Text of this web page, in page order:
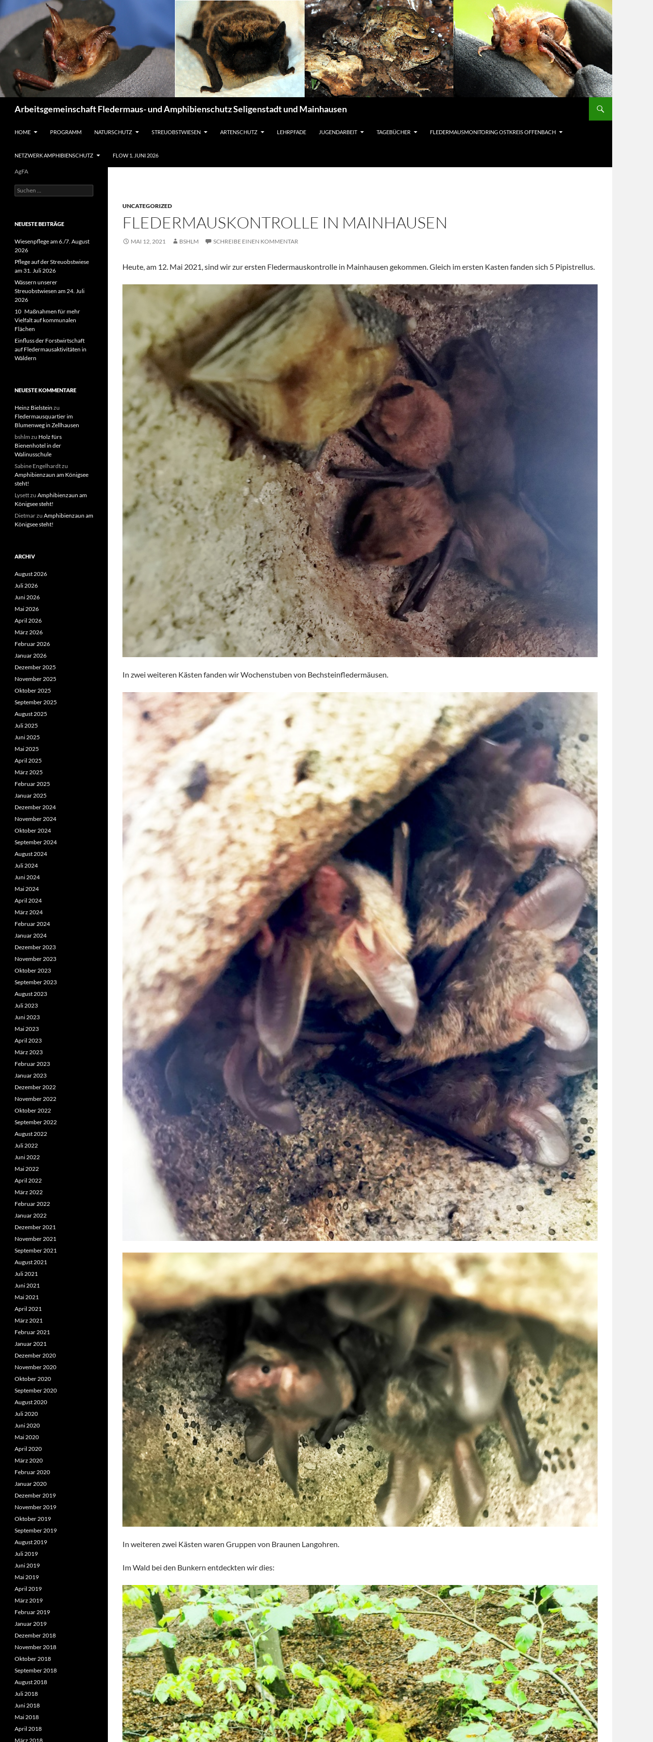
Arbeitsgemeinschaft Fledermaus- und Amphibienschutz Seligenstadt und Mainhausen
HOME
PROGRAMM NATURSCHUTZ STREUOBSTWIESEN ARTENSCHUTZ LEHRPFADE JUGENDARBEIT TAGEBÜCHER FLEDERMAUSMONITORING OSTKREIS OFFENBACH
NETZWERK AMPHIBIENSCHUTZ FLOW 1. JUNI 2026
UNCATEGORIZED
FLEDERMAUSKONTROLLE IN MAINHAUSEN
MAI 12, 2021 BSHLM SCHREIBE EINEN KOMMENTAR
Heute, am 12. Mai 2021, sind wir zur ersten Fledermauskontrolle in Mainhausen gekommen. Gleich im ersten Kasten fanden sich 5 Pipistrellus.
In zwei weiteren Kästen fanden wir Wochenstuben von Bechsteinfledermäusen.
In weiteren zwei Kästen waren Gruppen von Braunen Langohren.
Im Wald bei den Bunkern entdeckten wir dies:
AgFA
Suchen
nach:
NEUESTE BEITRÄGE
Wiesenpflege am 6./7. August
2026
Pflege auf der Streuobstwiese
am 31. Juli 2026
Wässern unserer
Streuobstwiesen am 24. Juli
2026
10 Maßnahmen für mehr
Vielfalt auf kommunalen
Flächen
Einfluss der Forstwirtschaft
auf Fledermausaktivitäten in
Wäldern
NEUESTE KOMMENTARE
Heinz Bielstein zu
Fledermausquartier im
Blumenweg in Zellhausen
bshlm zu Holz fürs
Bienenhotel in der
Walinusschule
Sabine Engelhardtzu
Amphibienzaun am Königsee
steht!
Lysettzu Amphibienzaun am
Königsee steht!
Dietmarzu Amphibienzaun am
Königsee steht!
ARCHIV
August 2026
Juli 2026
Juni 2026
Mai 2026
April 2026
März 2026
Februar 2026
Januar 2026
Dezember 2025
November 2025
Oktober 2025
September 2025
August 2025
Juli 2025
Juni 2025
Mai 2025
April 2025
März 2025
Februar 2025
Januar 2025
Dezember 2024
November 2024
Oktober 2024
September 2024
August 2024
Juli 2024
Juni 2024
Mai 2024
April 2024
März 2024
Februar 2024
Januar 2024
Dezember 2023
November 2023
Oktober 2023
September 2023
August 2023
Juli 2023
Juni 2023
Mai 2023
April 2023
März 2023
Februar 2023
Januar 2023
Dezember 2022
November 2022
Oktober 2022
September 2022
August 2022
Juli 2022
Juni 2022
Mai 2022
April 2022
März 2022
Februar 2022
Januar 2022
Dezember 2021
November 2021
September 2021
August 2021
Juli 2021
Juni 2021
Mai 2021
April 2021
März 2021
Februar 2021
Januar 2021
Dezember 2020
November 2020
Oktober 2020
September 2020
August 2020
Juli 2020
Juni 2020
Mai 2020
April 2020
März 2020
Februar 2020
Januar 2020
Dezember 2019
November 2019
Oktober 2019
September 2019
August 2019
Juli 2019
Juni 2019
Mai 2019
April 2019
März 2019
Februar 2019
Januar 2019
Dezember 2018
November 2018
Oktober 2018
September 2018
August 2018
Juli 2018
Juni 2018
Mai 2018
April 2018
März 2018